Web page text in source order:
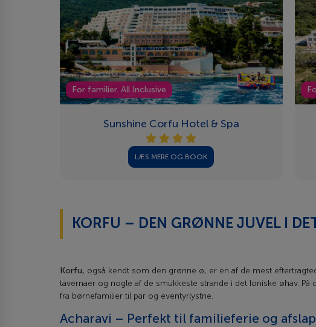
For familier. All Inclusive
Sunshine Corfu Hotel & Spa
LÆS MERE OG BOOK
KORFU – DEN GRØNNE JUVEL I
Korfu, også kendt som den grønne ø, er en af de mest
tavernaer og nogle af de smukkeste strande i det Ioniske øhav.
fra børnefamilier til par og eventyrlystne.
Acharavi – Perfekt til familieferie og